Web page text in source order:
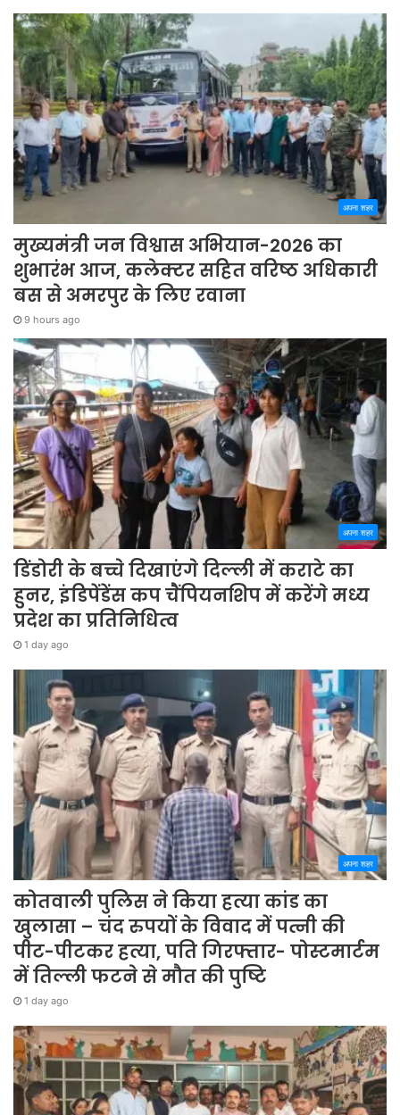
अपना शहर
मुख्यमंत्री जन विश्वास अभियान-2026 का
शुभारंभ आज, कलेक्टर सहित वरिष्ठ अधिकारी
बस से अमरपुर के लिए रवाना
9 hours ago
अपना शहर
डिंडोरी के बच्चे दिखाएंगे दिल्ली में कराटे का
हुनर, इंडिपेंडेंस कप चैंपियनशिप में करेंगे मध्य
प्रदेश का प्रतिनिधित्व
1 day ago
अपना शहर
कोतवाली पुलिस ने किया हत्या कांड का
खुलासा – चंद रुपयों के विवाद में पत्नी की
पीट-पीटकर हत्या, पति गिरफ्तार- पोस्टमार्टम
में तिल्ली फटने से मौत की पुष्टि
1 day ago